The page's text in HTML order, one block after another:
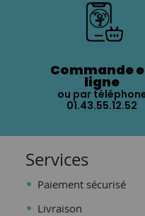
Commande
ligne
ou par
01.43.55.12.52
Services
Paiement sécurisé
Livraison